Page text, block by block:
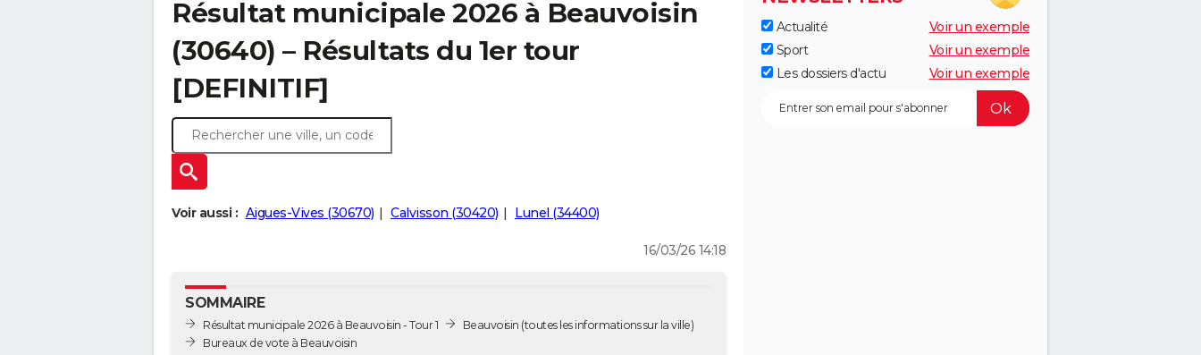
Résultat municipale 2026 à Beauvoisin
(30640) – Résultats du 1er tour
[DEFINITIF]
Voir aussi : Aigues-Vives (30670) Calvisson (30420) Lunel (34400)
16/03/26 14:18
SOMMAIRE
Résultat municipale 2026 à Beauvoisin - Tour 1
Bureaux de vote à Beauvoisin
Beauvoisin (toutes les informations sur la ville)
Actualité
Voir un exemple
Sport
Voir un exemple
Les dossiers d'actu
Voir un exemple